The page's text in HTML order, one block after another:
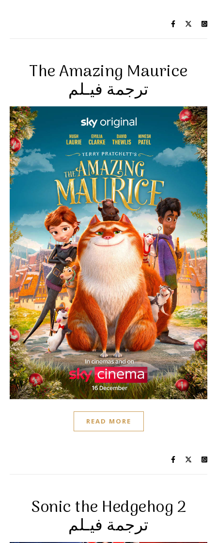
The Amazing Maurice
ترجمة فيـلم
READ MORE
Sonic the Hedgehog 2
ترجمة فيـلم